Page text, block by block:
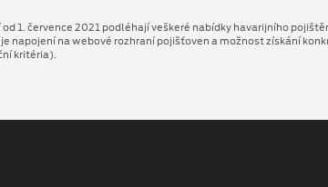
od 1. července 2021 podléhají veškeré nabídky havarijního
napojení na webové rozhraní pojišťoven a možnost získání
kritéria).